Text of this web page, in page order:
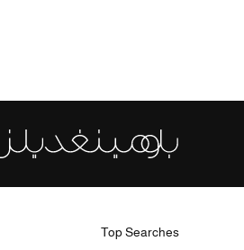
Top Searches